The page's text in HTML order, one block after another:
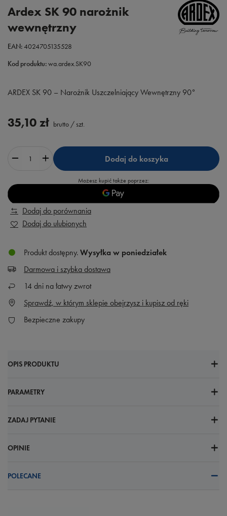
Ardex SK 90 narożnik
wewnętrzny
EAN:4024705135528
Kod produktu:wa.ardex.SK90
ARDEX SK 90 – Narożnik Uszczelniający Wewnętrzny 90°
35,10 zł brutto / szt.
Dodaj do koszyka
Możesz kupić także poprzez:
Dodaj do porównania
Dodaj do ulubionych
Produkt dostępny Wysyłka w poniedziałek
Darmowa i szybka dostawa
14 dni na łatwy zwrot
Sprawdź, w którym sklepie obejrzysz i kupisz od ręki
Bezpieczne zakupy
OPIS PRODUKTU
PARAMETRY
ZADAJ PYTANIE
OPINIE
POLECANE